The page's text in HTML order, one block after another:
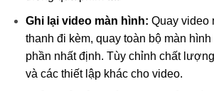
Ghi lại video màn hình: Quay video
thanh đi kèm, quay toàn bộ màn
phần nhất định. Tùy chỉnh chất
và các thiết lập khác cho video.